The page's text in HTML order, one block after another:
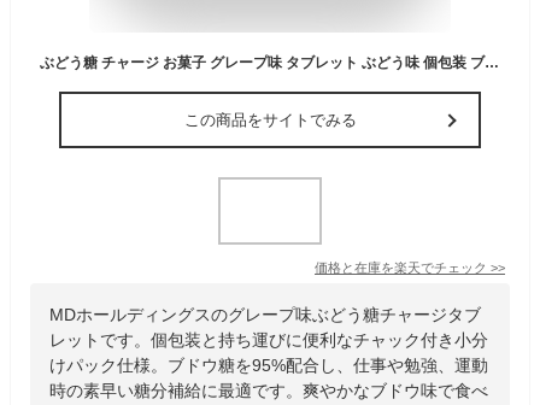
ぶどう糖 チャージ お菓子 グレープ味 タブレット ぶどう味 個包装 ブドウ糖95%配合 糖分 補給 単糖類 グルコース チャック付き 小分け パック MDホールディングス
この商品をサイトでみる
価格と在庫を楽天でチェック >>
MDホールディングスのグレープ味ぶどう糖チャージタブ
レットです。個包装と持ち運びに便利なチャック付き小分
けパック仕様。ブドウ糖を95%配合し、仕事や勉強、運動
時の素早い糖分補給に最適です。爽やかなブドウ味で食べ